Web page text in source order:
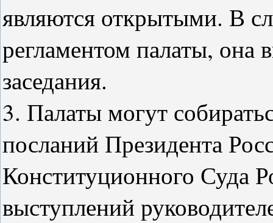
являются открытыми. В
регламентом палаты, она
заседания.
3. Палаты могут
посланий Президента
Конституционного Суда
выступлений